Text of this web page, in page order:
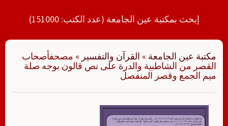
إبحث بمكتبة عين الجامعة (عدد الكتب: 151000)
مكتبة عين الجامعة » القرآن والتفسير » مصحفأصحاب
القصر من الشاطبية والدرة على نص قالون بوجه صلة
ميم الجمع وقصر المنفصل